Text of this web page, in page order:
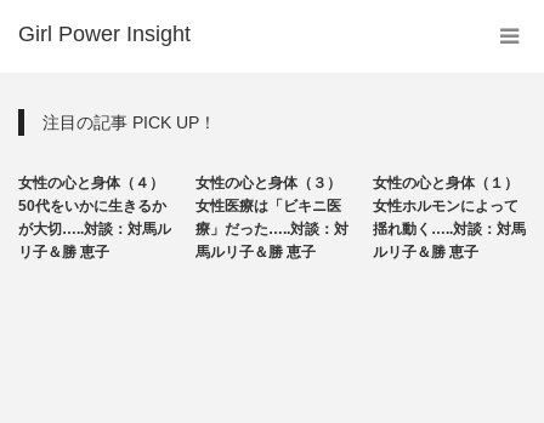
Girl Power Insight
注目の記事 PICK UP！
ライフ
女性の心と身体（４）
50代をいかに生きるか
が大切…..対談：対馬ル
リ子＆勝 恵子
ライフ
女性の心と身体（３）
女性医療は「ビキニ医
療」だった…..対談：対
馬ルリ子＆勝 恵子
ライフ
女性の心と身体（１）
女性ホルモンによって
揺れ動く…..対談：対馬
ルリ子＆勝 恵子